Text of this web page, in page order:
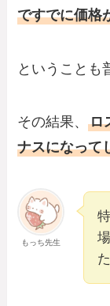
ですでに価格
ということも
その結果、ロ
ナスになって
もっち先生